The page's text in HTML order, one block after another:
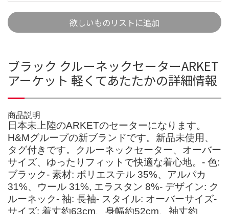
欲しいものリストに追加
ブラック クルーネックセーターARKET
アーケット 軽くてあたたかの詳細情報
商品説明
日本未上陸のARKETのセーターになります。
H&Mグループの新ブランドです。新品未使用、
タグ付きです。クルーネックセーター、オーバー
サイズ、ゆったりフィットで快適な着心地。- 色:
ブラック- 素材: ポリエステル 35%、アルパカ
31%、ウール 31%, エラスタン 8%- デザイン: ク
ルーネック- 袖: 長袖- スタイル: オーバーサイズ-
サイズ: 着丈約63cm、身幅約52cm、袖丈約